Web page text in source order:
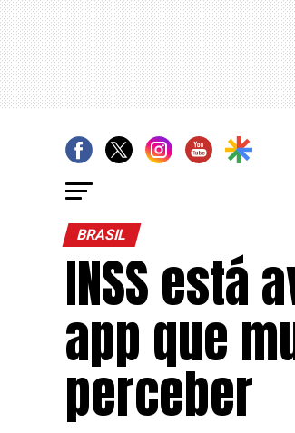
BRASIL
INSS está
app que
perceber